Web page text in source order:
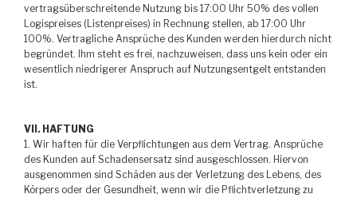
vertragsüberschreitende Nutzung bis 17:00 Uhr 50% des vollen
Logispreises (Listenpreises) in Rechnung stellen, ab 17:00 Uhr
100%. Vertragliche Ansprüche des Kunden werden hierdurch nicht
begründet. Ihm steht es frei, nachzuweisen, dass uns kein oder ein
wesentlich niedrigerer Anspruch auf Nutzungsentgelt entstanden
ist.
VII. HAFTUNG
1. Wir haften für die Verpflichtungen aus dem Vertrag. Ansprüche
des Kunden auf Schadensersatz sind ausgeschlossen. Hiervon
ausgenommen sind Schäden aus der Verletzung des Lebens, des
Körpers oder der Gesundheit, wenn wir die Pflichtverletzung zu